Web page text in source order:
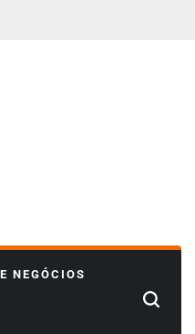
NEGÓCIOS
Search